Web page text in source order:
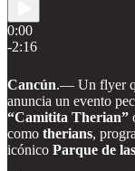
0:00
-2:16
Cancún.— Un flyer
anuncia un evento
“Camitita Therian”
como therians,
icónico Parque de